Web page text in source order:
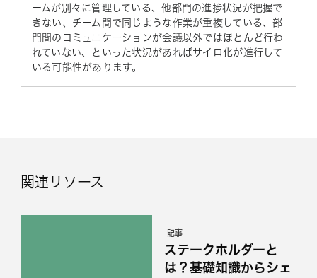
ームが別々に管理している、他部門の進捗状況が把握で
きない、チーム間で同じような作業が重複している、部
門間のコミュニケーションが会議以外ではほとんど行わ
れていない、といった状況があればサイロ化が進行して
いる可能性があります。
関連リソース
記事
ステークホルダーと
は？基礎知識からシェ